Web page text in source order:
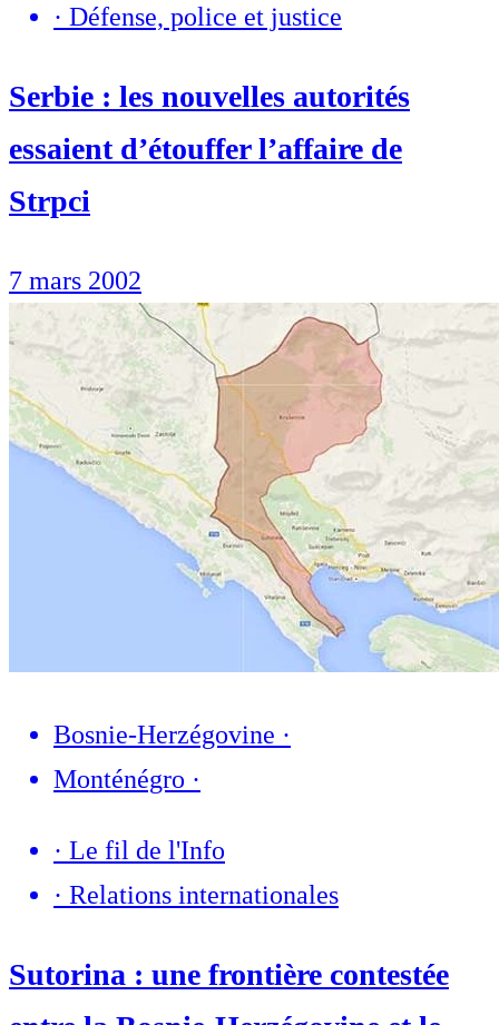
· Défense, police et justice
Serbie : les nouvelles autorités
essaient d’étouffer l’affaire de
Strpci
7 mars 2002
Bosnie-Herzégovine ·
Monténégro ·
· Le fil de l'Info
· Relations internationales
Sutorina : une frontière contestée